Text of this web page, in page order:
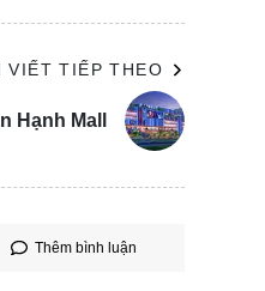
VIẾT TIẾP THEO
Hạnh Mall
Thêm bình luận